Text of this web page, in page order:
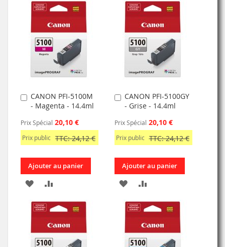
MA
LISTE
D’ENVIE
COMPARATEUR
MA
LISTE
D’ENVIE
COMPARATEUR
CANON PFI-5100M
- Magenta - 14.4ml
Prix Spécial 20,10 €
Prix public TTC: 24,12 €
Ajouter
au
Ajouter au panier
AJOUTER
À
MA
LISTE
AU
COMPARATEUR
CANON PFI-5100GY
- Grise - 14.4ml
Prix Spécial 20,10 €
Prix public TTC: 24,12 €
Ajouter
au
Ajouter au panier
AJOUTER
À
MA
LISTE
AU
COMPARATEUR